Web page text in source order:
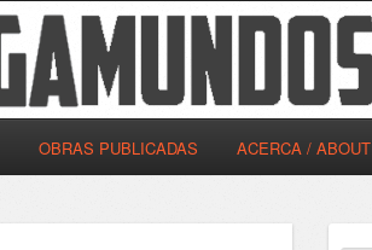
OBRAS PUBLICADAS ACERCA / ABOUT